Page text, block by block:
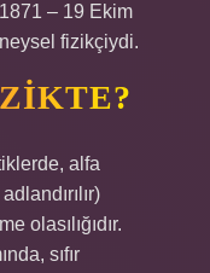
– 19 Ekim
fizikçiydi.
alfa
olasılığıdır.
sıfır